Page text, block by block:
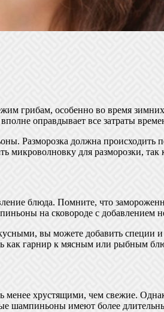
грибам, особенно во время
оправдывает все затраты
Разморозка должна происходить
микроволновку для разморозки, так
блюда. Помните, что
на сковороде с добавлением
вы можете добавить
гарнир к мясным или рыбным
хрустящими, чем свежие.
шампиньоны имеют более